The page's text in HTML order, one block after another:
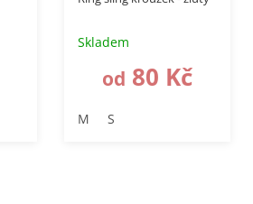
Skladem
od 80 Kč
M S